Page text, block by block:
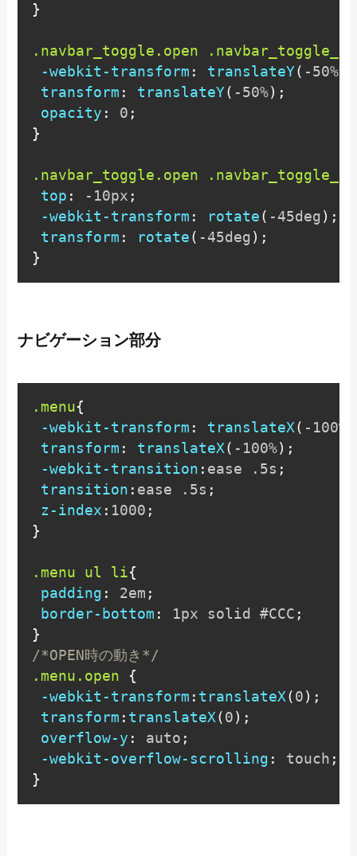
}
.navbar_toggle.open
-webkit-transform : translateY( -50%
transform : translateY( -50%) ;
opacity : 0 ;
}
.navbar_toggle.open
top : -10px ;
-webkit-transform : rotate( -45deg) ;
transform : rotate( -45deg) ;
}
ナビゲーション部分
.menu{
-webkit-transform : translateX( -100%
transform : translateX( -100%) ;
-webkit-transition : ease .5s ;
transition : ease .5s ;
z-index : 1000 ;
}
.menu ul li{
padding : 2em ;
border-bottom : 1px solid #CCC ;
}
/*OPEN時の動き*/
.menu.open
{
-webkit-transform : translateX(0) ;
transform : translateX(0) ;
overflow-y : auto ;
-webkit-overflow-scrolling : touch ;
}